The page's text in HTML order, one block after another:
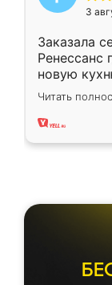
3
Заказала
Ренессанс
новую
вполне
два года,
Читать